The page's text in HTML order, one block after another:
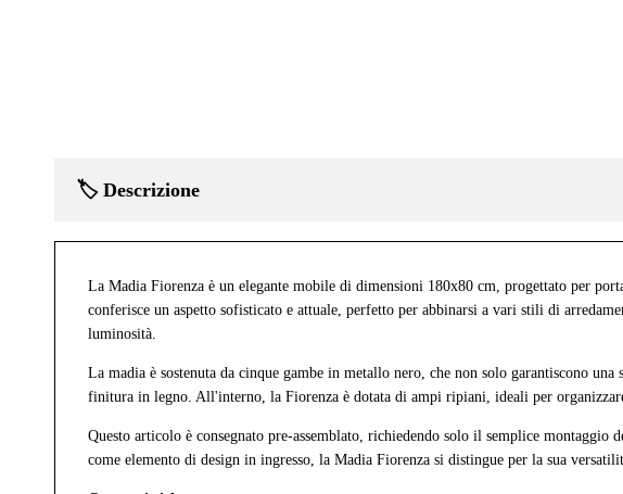
🏷️ Descrizione
La Madia Fiorenza è un elegante mobile di dimensioni 180x80 cm, progettato per
conferisce un aspetto sofisticato e attuale, perfetto per abbinarsi a vari stili di
luminosità.
La madia è sostenuta da cinque gambe in metallo nero, che non solo garantiscono
finitura in legno. All'interno, la Fiorenza è dotata di ampi ripiani, ideali per
Questo articolo è consegnato pre-assemblato, richiedendo solo il semplice
come elemento di design in ingresso, la Madia Fiorenza si distingue per la sua